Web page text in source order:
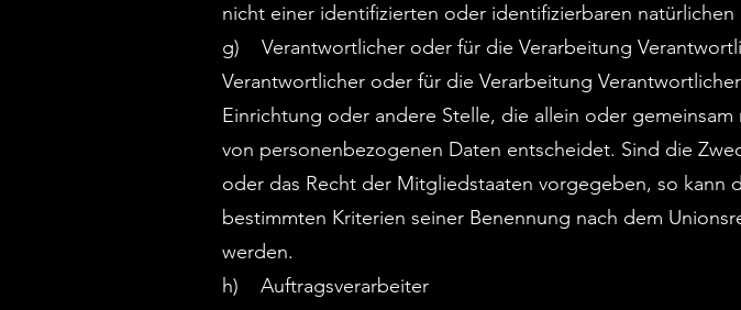
nicht einer identifizierten oder identifizierbaren natürlichen
g) Verantwortlicher oder für die Verarbeitung
Verantwortlicher oder für die Verarbeitung
Einrichtung oder andere Stelle, die allein oder
von personenbezogenen Daten entscheidet. Sind die
oder das Recht der Mitgliedstaaten vorgegeben, so kann
bestimmten Kriterien seiner Benennung nach dem
werden.
h) Auftragsverarbeiter